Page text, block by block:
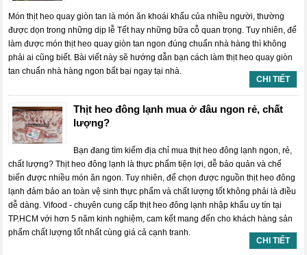
Món thịt heo quay giòn tan là món ăn khoái khẩu của nhiều người, thường
được dọn trong những dịp lễ Tết hay những bữa cỗ quan trọng. Tuy nhiên, để
làm được món thịt heo quay giòn tan ngon đúng chuẩn nhà hàng thì không
phải ai cũng biết. Bài viết này sẽ hướng dẫn bạn cách làm thịt heo quay giòn
tan chuẩn nhà hàng ngon bất bại ngay tại nhà.
CHI TIẾT
Thịt heo đông lạnh mua ở đâu ngon rẻ, chất
lượng?
Bạn đang tìm kiếm địa chỉ mua thịt heo đông lạnh ngon, rẻ,
chất lượng? Thịt heo đông lạnh là thực phẩm tiện lợi, dễ bảo quản và chế
biến được nhiều món ăn ngon. Tuy nhiên, để chọn được nguồn thịt heo đông
lạnh đảm bảo an toàn vệ sinh thực phẩm và chất lượng tốt không phải là điều
dễ dàng. Vifood - chuyên cung cấp thịt heo đông lạnh nhập khẩu uy tín tại
TP.HCM với hơn 5 năm kinh nghiệm, cam kết mang đến cho khách hàng sản
phẩm chất lượng tốt nhất cùng giá cả cạnh tranh.
CHI TIẾT